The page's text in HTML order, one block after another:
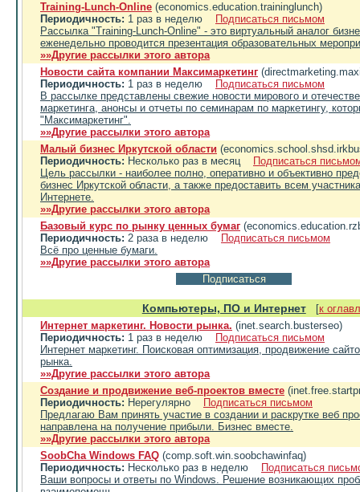
Training-Lunch-Online (economics.education.traininglunch)
Периодичность: 1 раз в неделю
Подписаться письмом
Рассылка "Training-Lunch-Online" - это виртуальный аналог
еженедельно проводится презентация образовательных
»»Другие рассылки этого автора
Новости сайта компании Максимаркетинг
Периодичность: 1 раз в неделю
Подписаться письмом
В рассылке представлены свежие новости мирового и
маркетинга, анонсы и отчеты по семинарам по маркетингу,
"Максимаркетинг".
»»Другие рассылки этого автора
Малый бизнес Иркутской области
Периодичность: Несколько раз в месяц
Подписаться
Цель рассылки - наиболее полно, оперативно и объективно
бизнес Иркутской области, а также предоставить всем
Интернете.
»»Другие рассылки этого автора
Базовый курс по рынку ценных бумаг
Периодичность: 2 раза в неделю
Подписаться письмом
Всё про ценные бумаги.
»»Другие рассылки этого автора
Компьютеры, ПО и Интернет [к
Интернет маркетинг. Новости рынка. (inet.search.busterseo)
Периодичность: 1 раз в неделю
Подписаться письмом
Интернет маркетинг. Поисковая оптимизация, продвижение
рынка.
»»Другие рассылки этого автора
Создание и продвижение веб-проектов вместе
Периодичность: Нерегулярно
Подписаться письмом
Предлагаю Вам принять участие в создании и раскрутке веб
направлена на получение прибыли. Бизнес вместе.
»»Другие рассылки этого автора
SoobCha Windows FAQ (comp.soft.win.soobchawinfaq)
Периодичность: Несколько раз в неделю
Подписаться
Ваши вопросы и ответы по Windows. Решение возникающих